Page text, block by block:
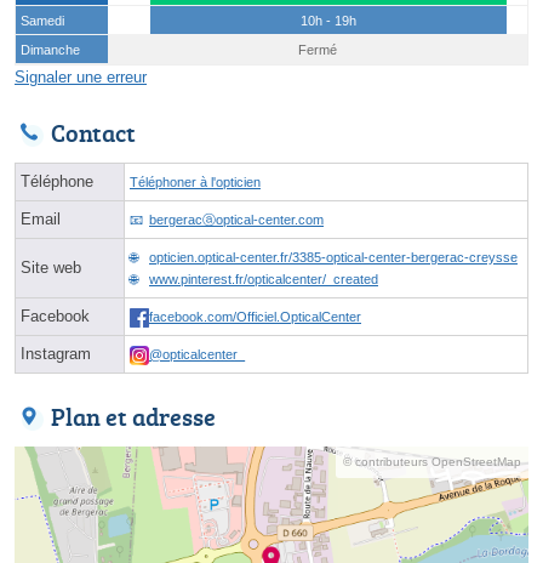
Samedi
10h - 19h
Dimanche
Fermé
Signaler une erreur
Contact
Téléphone Téléphoner à l'opticien
Email bergeracⓐoptical-center.com
Site web
opticien.optical-center.fr/3385-optical-center-bergerac-creysse
www.pinterest.fr/opticalcenter/_created
Facebook facebook.com/Officiel.OpticalCenter
Instagram @opticalcenter_
Plan et adresse
© contributeurs OpenStreetMap